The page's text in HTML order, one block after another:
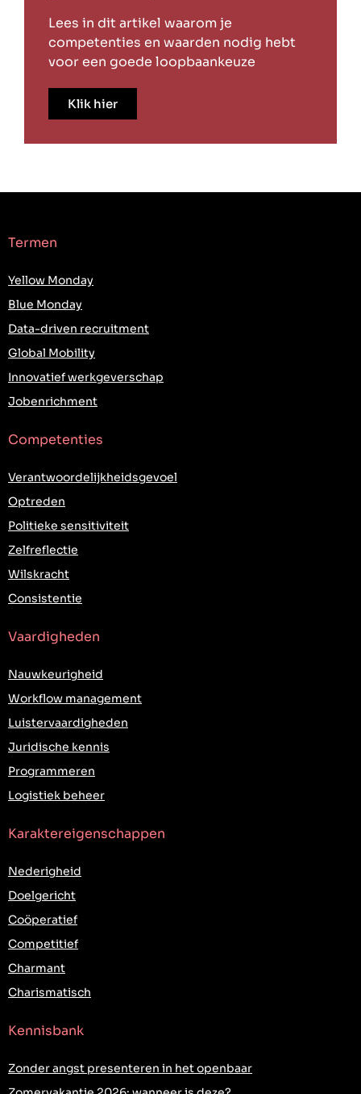
Lees in dit artikel waarom je
competenties en waarden nodig hebt
voor een goede loopbaankeuze
Klik hier
Termen
Yellow Monday
Blue Monday
Data-driven recruitment
Global Mobility
Innovatief werkgeverschap
Jobenrichment
Competenties
Verantwoordelijkheidsgevoel
Optreden
Politieke sensitiviteit
Zelfreflectie
Wilskracht
Consistentie
Vaardigheden
Nauwkeurigheid
Workflow management
Luistervaardigheden
Juridische kennis
Programmeren
Logistiek beheer
Karaktereigenschappen
Nederigheid
Doelgericht
Coöperatief
Competitief
Charmant
Charismatisch
Kennisbank
Zonder angst presenteren in het openbaar